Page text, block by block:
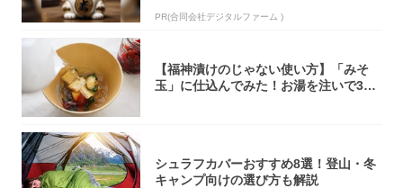
PR(合同会社デジタルファーム )
【福神漬けのじゃない使い方】「みそ
玉」に仕込んでみた！お湯を注いで30
シュラフカバーおすすめ8選！登山・冬
キャンプ向けの選び方も解説